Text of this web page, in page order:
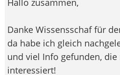
Hallo zusammen,
Danke Wissensschaf für
da habe ich gleich
und viel Info gefunden, die
interessiert!